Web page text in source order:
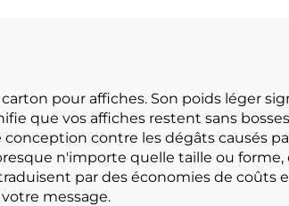
pour affiches. Son poids léger
que vos affiches restent sans
contre les dégâts causés
n'importe quelle taille ou
par des économies de
message.